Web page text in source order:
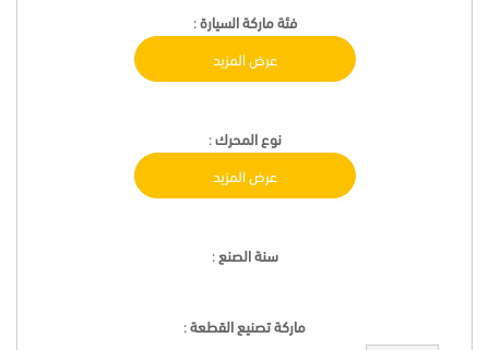
فئة ماركة السيارة:
عرض المزيد
نوع المحرك:
عرض المزيد
سنة الصنع:
ماركة تصنيع القطعة: